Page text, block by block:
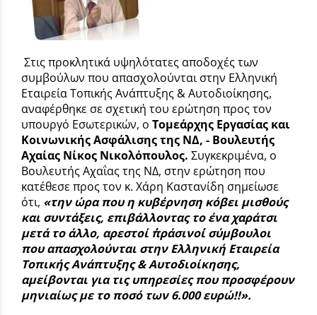
Στις προκλητικά υψηλότατες αποδοχές των
συμβούλων που απασχολούνται στην Ελληνική
Εταιρεία Τοπικής Ανάπτυξης & Αυτοδιοίκησης,
αναφέρθηκε σε σχετική του ερώτηση προς τον
υπουργό Εσωτερικών, ο Τομεάρχης Εργασίας και
Κοινωνικής Ασφάλισης της ΝΔ, - Βουλευτής
Αχαίας Νίκος Νικολόπουλος. Συγκεκριμένα, ο
Βουλευτής Αχαΐας της ΝΔ, στην ερώτηση που
κατέθεσε προς τον κ. Χάρη Καστανίδη σημείωσε
ότι, «την ώρα που η κυβέρνηση κόβει μισθούς
και συντάξεις, επιβάλλοντας το ένα χαράτσι
μετά το άλλο, αρεστοί ΄΄πράσινοι΄΄ σύμβουλοι
που απασχολούνται στην Ελληνική Εταιρεία
Τοπικής Ανάπτυξης & Αυτοδιοίκησης,
αμείβονται για τις υπηρεσίες που προσφέρουν
μηνιαίως με το ποσό των 6.000 ευρώ!!».